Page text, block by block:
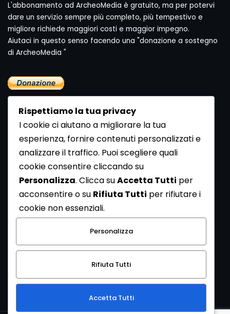
L'abbonamento ad ArcheoMedia è gratuito, ma per potervi
dare un servizio sempre più completo, più tempestivo e
migliore richiede maggiori costi e maggior impegno.
Aiutaci in questo senso facendo una "donazione a sostegno
di ArcheoMedia "
Newsletter
Se vuoi ricevere la Rivista gratuita di archeologia realizzata
dalla Redazione di ArcheoMedia iscriviti alla nostra
Newsletter [Clicca Qui]
Con l'invio del messaggio l'utente dichiara di aver letto
l’informativa sulla privacy e di acconsentire al trattamento
dei propri dati personali.
Rispettiamo la tua privacy
I cookie ci aiutano a migliorare la tua
esperienza, fornire contenuti personalizzati e
analizzare il traffico. Puoi scegliere quali
cookie consentire cliccando su
Personalizza. Clicca suAccetta Tutti per
acconsentire o su Rifiuta Tutti per rifiutare i
cookie non essenziali.
Personalizza
Rifiuta Tutti
Accetta Tutti